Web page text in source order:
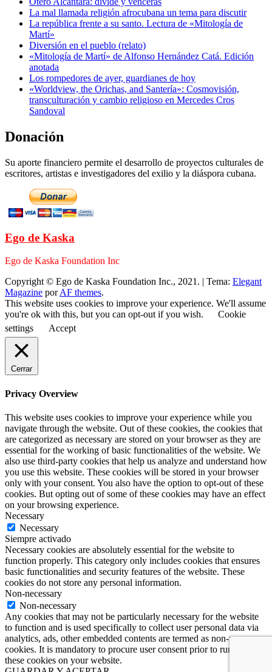
La mal llamada religión afrocubana un tema para discutir
La república frente a su santo. Lectura de «Mitología de
Martí»
Diversión en el pueblo (relato)
«Mitología de Martí» de Alfonso Hernández Catá. Edición
anotada
Los rompedores de ayer, guardianes de hoy
«Worldview, the Orichas, and Santería»: Cosmovisión,
transculturación y cambio religioso en Mercedes Cros
Sandoval
Donación
Su aporte financiero permite el desarrollo de proyectos culturales de
escritores, artistas e investigadores del exilio y la diáspora cubana.
Ego de Kaska
Ego de Kaska Foundation Inc
Copyright © Ego de Kaska Foundation Inc., 2021. | Tema: Elegant
Magazine porAF themes.
This website uses cookies to improve your experience. We'll assume
you're ok with this, but you can opt-out if you wish.
Cookie
settings
Accept
Cerrar
Privacy Overview
This website uses cookies to improve your experience while you
navigate through the website. Out of these cookies, the cookies that
are categorized as necessary are stored on your browser as they are
essential for the working of basic functionalities of the website. We
also use third-party cookies that help us analyze and understand how
you use this website. These cookies will be stored in your browser
only with your consent. You also have the option to opt-out of these
cookies. But opting out of some of these cookies may have an effect
on your browsing experience.
Necessary
Necessary
Siempre activado
Necessary cookies are absolutely essential for the website to
function properly. This category only includes cookies that ensures
basic functionalities and security features of the website. These
cookies do not store any personal information.
Non-necessary
Non-necessary
Any cookies that may not be particularly necessary for the website
to function and is used specifically to collect user personal data via
analytics, ads, other embedded contents are termed as non-necessary
cookies. It is mandatory to procure user consent prior to running
these cookies on your website.